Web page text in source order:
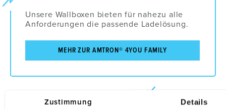
Zustimmung Details
Unsere Wallboxen bieten für nahezu alle
Anforderungen die passende Ladelösung.
MEHR ZUR AMTRON® 4YOU FAMILY